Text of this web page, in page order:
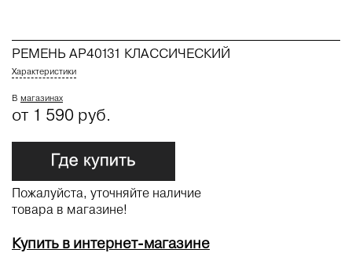
РЕМЕНЬ AP40131 КЛАССИЧЕСКИЙ
Характеристики
В магазинах
от 1 590 руб.
Пожалуйста, уточняйте наличие
товара в магазине!
Купить в интернет-магазине